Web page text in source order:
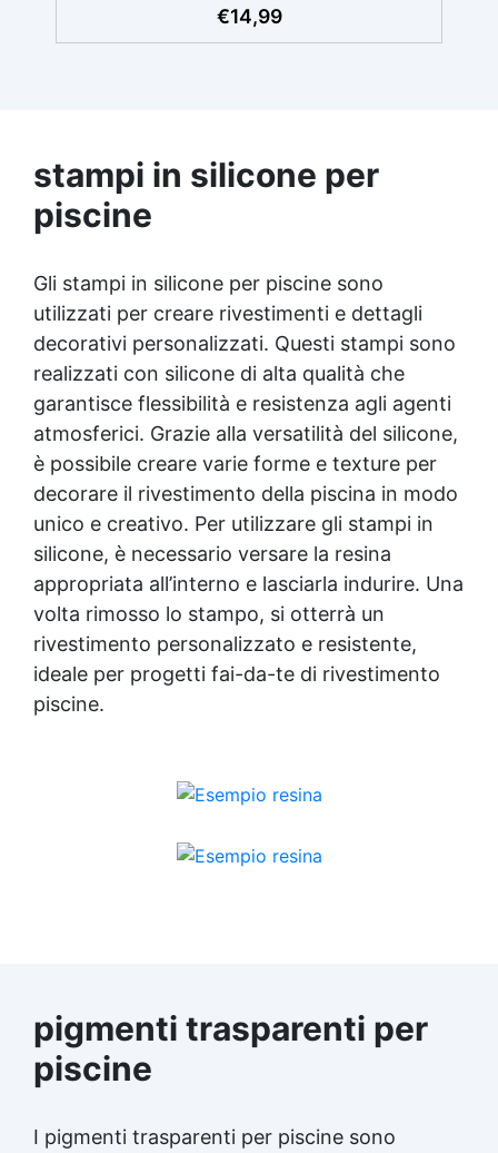
alternativa sicura alle resine tradizionali
€14,99
stampi in silicone per
piscine
Gli stampi in silicone per piscine sono
utilizzati per creare rivestimenti e dettagli
decorativi personalizzati. Questi stampi sono
realizzati con silicone di alta qualità che
garantisce flessibilità e resistenza agli agenti
atmosferici. Grazie alla versatilità del silicone,
è possibile creare varie forme e texture per
decorare il rivestimento della piscina in modo
unico e creativo. Per utilizzare gli stampi in
silicone, è necessario versare la resina
appropriata all’interno e lasciarla indurire. Una
volta rimosso lo stampo, si otterrà un
rivestimento personalizzato e resistente,
ideale per progetti fai-da-te di rivestimento
piscine.
pigmenti trasparenti per
piscine
I pigmenti trasparenti per piscine sono